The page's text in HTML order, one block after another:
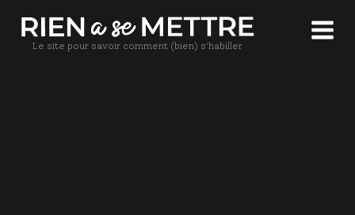
Le site pour savoir comment (bien) s'habiller